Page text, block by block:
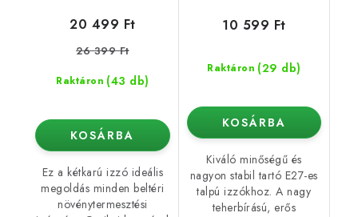
Raktáron (43 db)
20 499 Ft
26 399 Ft
KOSÁRBA
Ez a kétkarú izzó ideális
megoldás minden beltéri
növénytermesztési
Raktáron (29 db)
10 599 Ft
KOSÁRBA
Kiváló minőségű és
nagyon stabil tartó E27-es
talpú izzókhoz. A nagy
teherbírású, erős